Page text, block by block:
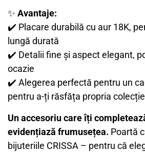
✨ Avantaje:
✔️ Placare durabilă cu aur 18K,
lungă durată
✔️ Detalii fine și aspect elegant,
ocazie
✔️ Alegerea perfectă pentru un
pentru a-ți răsfăța propria colecție
Un accesoriu care îți
evidențiază frumusețea. Poartă
bijuteriile CRISSA – pentru că